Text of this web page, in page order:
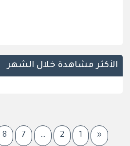
الأكثر مشاهدة خلال الشهر
«
1
2
…
7
8